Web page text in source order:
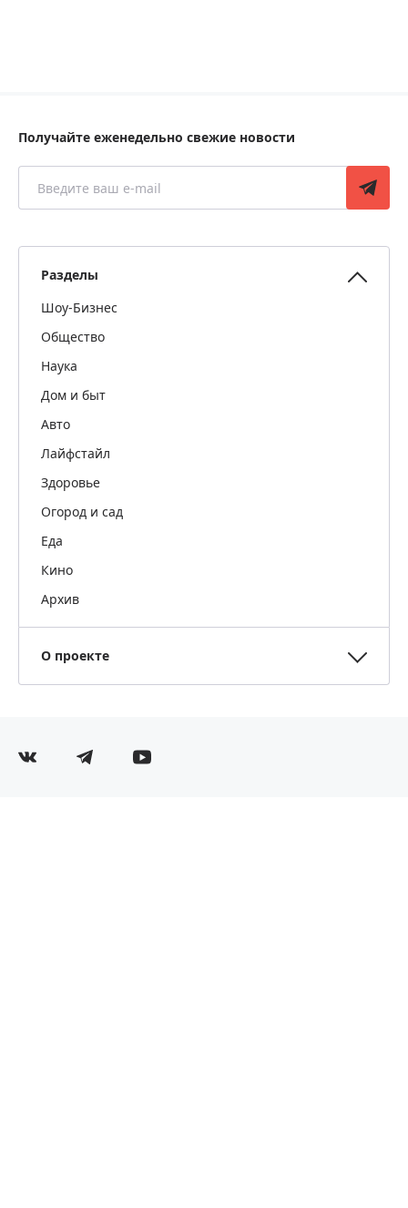
Получайте еженедельно свежие новости
Разделы
Шоу-Бизнес
Общество
Наука
Дом и быт
Авто
Лайфстайл
Здоровье
Огород и сад
Еда
Кино
Архив
О проекте